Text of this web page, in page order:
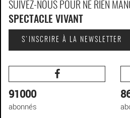
SUIVEZ-NOUS POUR NE RIEN
SPECTACLE VIVANT
S'INSCRIRE À LA NEWSLETTER
91000
abonnés